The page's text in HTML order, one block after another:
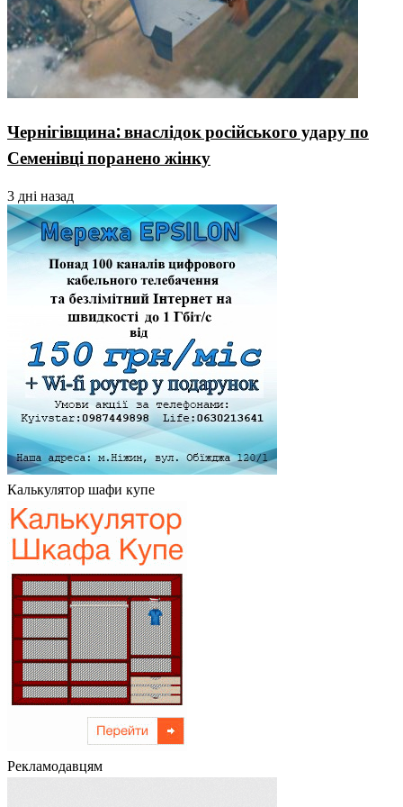
Чернігівщина: внаслідок російського удару по
Семенівці поранено жінку
3 дні назад
Калькулятор шафи купе
Рекламодавцям